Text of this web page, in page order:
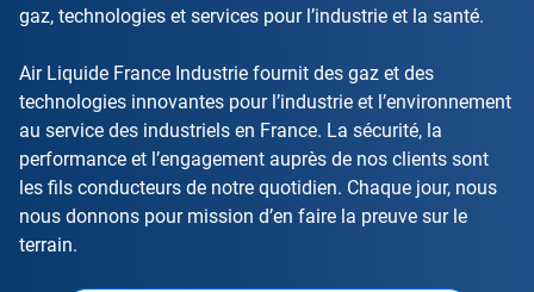
gaz, technologies et services pour l’industrie et la santé.
Air Liquide France Industrie fournit des gaz et des
technologies innovantes pour l’industrie et l’environnement
au service des industriels en France. La sécurité, la
performance et l’engagement auprès de nos clients sont
les fils conducteurs de notre quotidien. Chaque jour, nous
nous donnons pour mission d’en faire la preuve sur le
terrain.